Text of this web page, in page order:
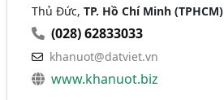
Thủ Đức,TP. Hồ Chí Minh (TPHCM)
(028) 62833033
khanuot@datviet.vn
www.khanuot.biz